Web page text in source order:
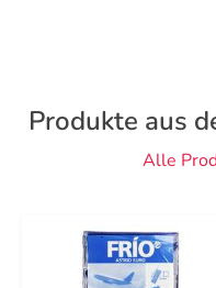
Produkte aus
Alle